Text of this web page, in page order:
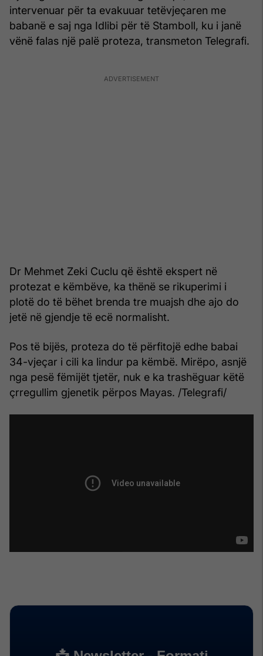
intervenuar për ta evakuuar tetëvjeçaren me
babanë e saj nga Idlibi për të Stamboll, ku i janë
vënë falas një palë proteza, transmeton Telegrafi.
Dr Mehmet Zeki Cuclu që është ekspert në
protezat e këmbëve, ka thënë se rikuperimi i
plotë do të bëhet brenda tre muajsh dhe ajo do
jetë në gjendje të ecë normalisht.
Pos të bijës, proteza do të përfitojë edhe babai
34-vjeçar i cili ka lindur pa këmbë. Mirëpo, asnjë
nga pesë fëmijët tjetër, nuk e ka trashëguar këtë
çrregullim gjenetik përpos Mayas. /Telegrafi/